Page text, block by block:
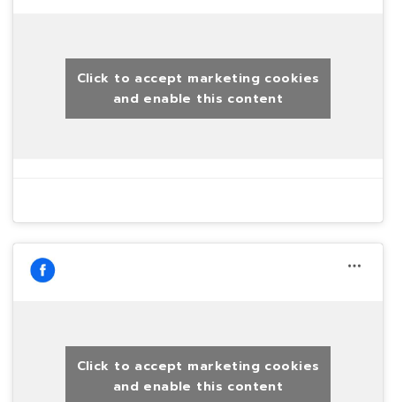
Click to accept marketing cookies
and enable this content
Click to accept marketing cookies
and enable this content